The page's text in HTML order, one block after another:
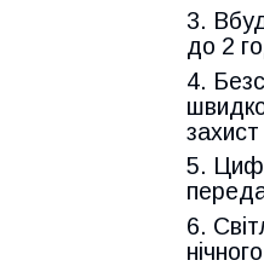
3.
до 2
4.
5.
6.